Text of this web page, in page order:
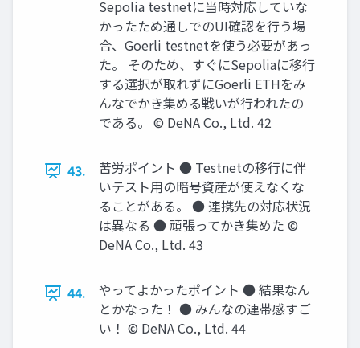
Sepolia testnetに当時対応していな
かったため通しでのUI確認を⾏う場
合、Goerli testnetを使う必要があっ
た。 そのため、すぐにSepoliaに移⾏
する選択が取れずにGoerli ETHをみ
んなでかき集める戦いが⾏われたの
である。 © DeNA Co., Ltd. 42
43.
苦労ポイント ● Testnetの移⾏に伴
いテスト⽤の暗号資産が使えなくな
ることがある。 ● 連携先の対応状況
は異なる ● 頑張ってかき集めた ©
DeNA Co., Ltd. 43
44.
やってよかったポイント ● 結果なん
とかなった！ ● みんなの連帯感すご
い！ © DeNA Co., Ltd. 44